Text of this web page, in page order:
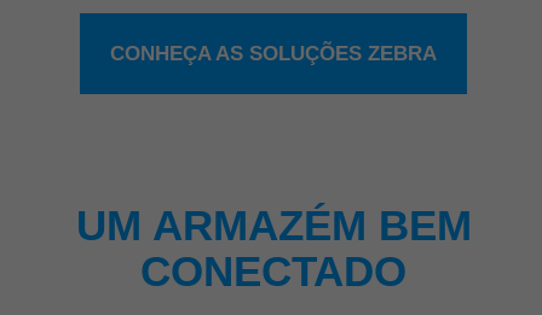
CONHEÇA AS SOLUÇÕES ZEBRA
UM ARMAZÉM BEM
CONECTADO